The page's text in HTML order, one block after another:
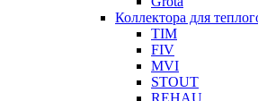
Коллектора для
TIM
FIV
MVI
STOUT
REHAU